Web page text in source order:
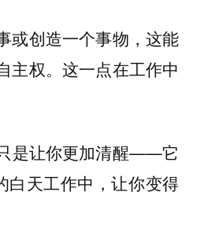
或创造一个事物，这能
主权。这一点在工作中
是让你更加清醒——它
白天工作中，让你变得